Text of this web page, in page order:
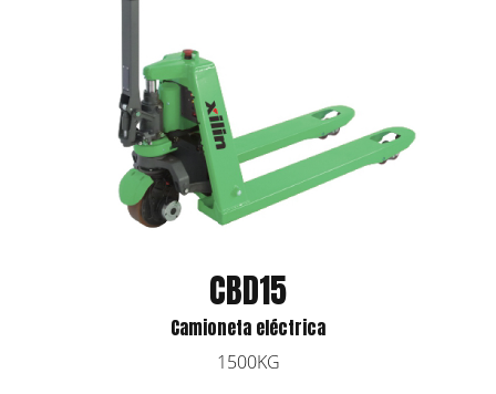
CBD15
Camioneta eléctrica
1500KG